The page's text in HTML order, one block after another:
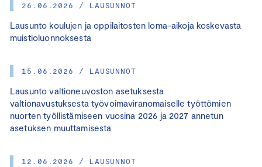
26.06.2026 / LAUSUNNOT
Lausunto koulujen ja oppilaitosten loma-aikoja koskevasta
muistioluonnoksesta
15.06.2026 / LAUSUNNOT
Lausunto valtioneuvoston asetuksesta
valtionavustuksesta työvoimaviranomaiselle työttömien
nuorten työllistämiseen vuosina 2026 ja 2027 annetun
asetuksen muuttamisesta
12.06.2026 / LAUSUNNOT